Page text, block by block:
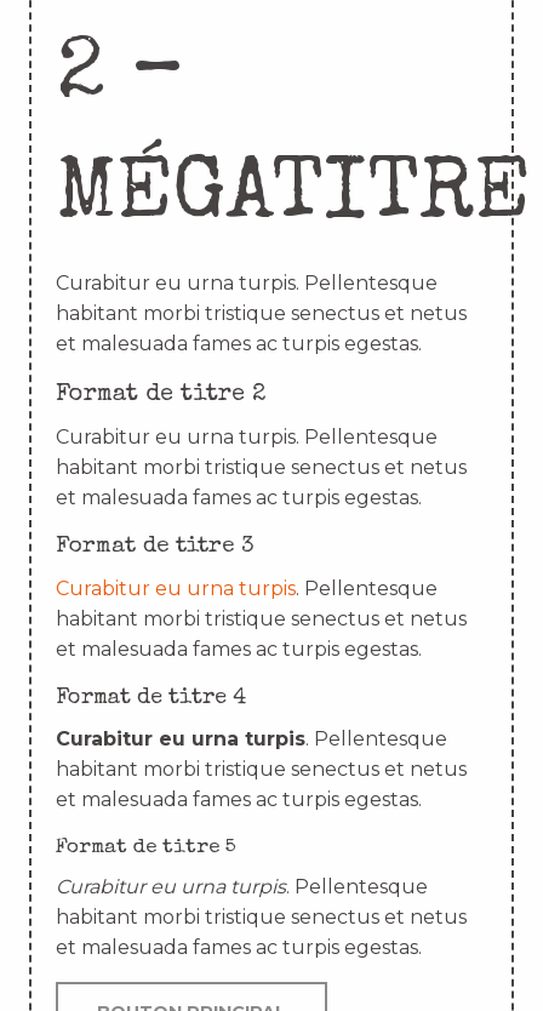
2 –
MÉGATITRE
Curabitur eu urna turpis. Pellentesque
habitant morbi tristique senectus et netus
et malesuada fames ac turpis egestas.
Format de titre 2
Curabitur eu urna turpis. Pellentesque
habitant morbi tristique senectus et netus
et malesuada fames ac turpis egestas.
Format de titre 3
Curabitur eu urna turpis. Pellentesque
habitant morbi tristique senectus et netus
et malesuada fames ac turpis egestas.
Format de titre 4
Curabitur eu urna turpis. Pellentesque
habitant morbi tristique senectus et netus
et malesuada fames ac turpis egestas.
Format de titre 5
Curabitur eu urna turpis. Pellentesque
habitant morbi tristique senectus et netus
et malesuada fames ac turpis egestas.